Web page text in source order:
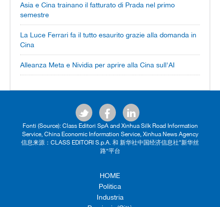
Asia e Cina trainano il fatturato di Prada nel primo
semestre
La Luce Ferrari fa il tutto esaurito grazie alla domanda in
Cina
Alleanza Meta e Nividia per aprire alla Cina sull'AI
Fonti (Source): Class Editori SpA and Xinhua Silk Road Information
Service, China Economic Information Service, Xinhua News Agency
信息来源：CLASS EDITORI S.p.A. 和 新华社中国经济信息社“新华丝
路”平台
HOME
Politica
Industria